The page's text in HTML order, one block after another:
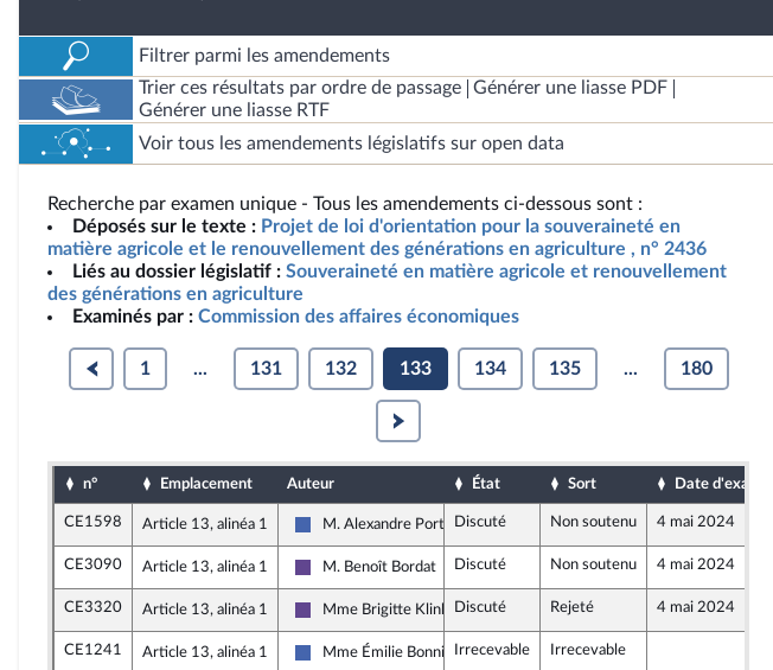
Filtrer parmi les amendements
Trier ces résultats par ordre de passage
Générer une liasse PDF
Générer une liasse RTF
Voir tous les amendements législatifs sur open data
Recherche par examen unique - Tous les amendements ci-dessous sont :
Déposés sur le texte : Projet de loi d'orientation pour la souveraineté en
matière agricole et le renouvellement des générations en agriculture , n° 2436
Liés au dossier législatif : Souveraineté en matière agricole et renouvellement
des générations en agriculture
Examinés par : Commission des affaires économiques
1 ... 131 132 133 134 135 ... 180
n° Emplacement Auteur État Sort Date d'examen
CE1598 Article 13, alinéa 1
Les Républicains
M. Alexandre PortierDiscuté Non soutenu 4 mai 2024
CE3090 Article 13, alinéa 1
Renaissance
M. Benoît Bordat Discuté Non soutenu 4 mai 2024
CE3320 Article 13, alinéa 1
Renaissance
Mme Brigitte KlinkertDiscuté Rejeté 4 mai 2024
CE1241 Article 13, alinéa 1
Les Républicains
Mme Émilie BonnivardIrrecevable Irrecevable